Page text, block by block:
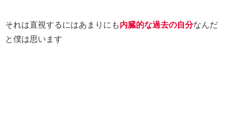
それは直視するにはあまりにも内臓的な過去の自分なんだ
と僕は思います